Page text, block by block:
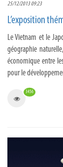
25/12/2013 09:23
L’exposition
Le Vietnam et le
géographie
économique entre
pour le
3456